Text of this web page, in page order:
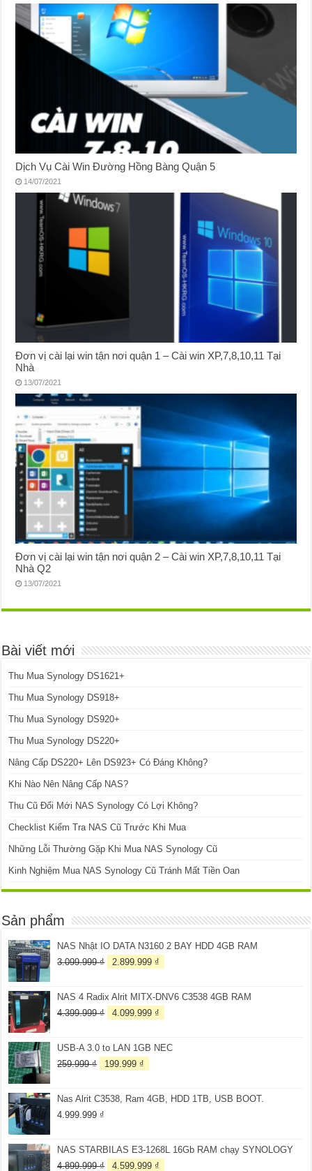
Dịch Vụ Cài Win Đường Hồng Bàng Quận 5
14/07/2021
Đơn vị cài lại win tận nơi quận 1 – Cài win XP,7,8,10,11 Tại
Nhà
13/07/2021
Đơn vị cài lại win tận nơi quận 2 – Cài win XP,7,8,10,11 Tại
Nhà Q2
13/07/2021
Bài viết mới
Thu Mua Synology DS1621+
Thu Mua Synology DS918+
Thu Mua Synology DS920+
Thu Mua Synology DS220+
Nâng Cấp DS220+ Lên DS923+ Có Đáng Không?
Khi Nào Nên Nâng Cấp NAS?
Thu Cũ Đổi Mới NAS Synology Có Lợi Không?
Checklist Kiểm Tra NAS Cũ Trước Khi Mua
Những Lỗi Thường Gặp Khi Mua NAS Synology Cũ
Kinh Nghiệm Mua NAS Synology Cũ Tránh Mất Tiền Oan
Sản phẩm
NAS Nhật IO DATA N3160 2 BAY HDD 4GB RAM
3.099.999₫
Giá
3.099.999 ₫.
2.899.999 ₫
là:
NAS 4 Radix Alrit MITX-DNV6 C3538 4GB RAM
4.399.999₫
Giá
4.399.999 ₫.
4.099.999 ₫
là:
USB-A 3.0 to LAN 1GB NEC
259.999₫
Giá
259.999 ₫.
199.999 ₫
là:
Nas Alrit C3538, Ram 4GB, HDD 1TB, USB BOOT.
4.999.999 ₫
NAS STARBILAS E3-1268L 16Gb RAM chạy SYNOLOGY
4.899.999₫ Giá
4.599.999 ₫